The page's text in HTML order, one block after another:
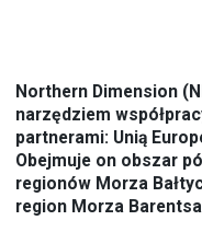
Northern Dimension
narzędziem
partnerami: Unią
Obejmuje on obszar
regionów Morza
region Morza